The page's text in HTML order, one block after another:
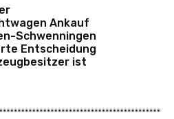
Ankauf
Schwenningen
Entscheidung
ist